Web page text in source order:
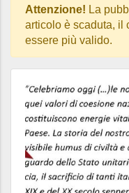
Attenzione! La
articolo è scaduta, il
essere più valido.